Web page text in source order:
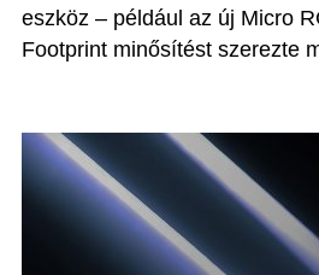
eszköz – például az új Micro
Footprint minősítést szerezte